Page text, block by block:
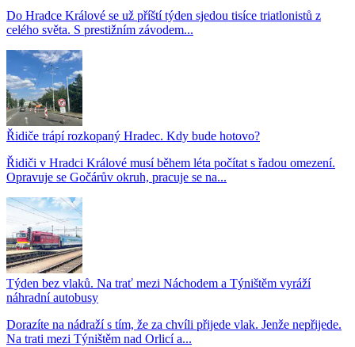
Do Hradce Králové se už příští týden sjedou tisíce triatlonistů z
celého světa. S prestižním závodem...
Řidiče trápí rozkopaný Hradec. Kdy bude hotovo?
Řidiči v Hradci Králové musí během léta počítat s řadou omezení.
Opravuje se Gočárův okruh, pracuje se na...
Týden bez vlaků. Na trať mezi Náchodem a Týništěm vyráží
náhradní autobusy
Dorazíte na nádraží s tím, že za chvíli přijede vlak. Jenže nepřijede.
Na trati mezi Týništěm nad Orlicí a...